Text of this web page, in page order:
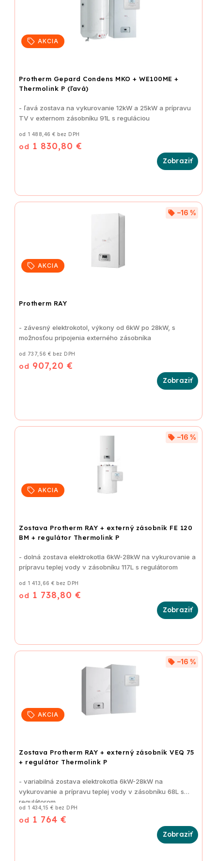
AKCIA
Protherm Gepard Condens MKO + WE100ME +
Thermolink P (ľavá)
od 1 488,46 € bez DPH
od 1 830,80 €
- ľavá zostava na vykurovanie 12kW a 25kW a prípravu
TV v externom zásobníku 91L s reguláciou
AKCIA
Protherm RAY
–16 %
od 737,56 € bez DPH
od 907,20 €
- závesný elektrokotol, výkony od 6kW po 28kW, s
možnosťou pripojenia externého zásobníka
AKCIA
Zostava Protherm RAY + externý zásobník FE 120
BM + regulátor Thermolink P
–16 %
od 1 413,66 € bez DPH
od 1 738,80 €
- dolná zostava elektrokotla 6kW-28kW na vykurovanie a
prípravu teplej vody v zásobníku 117L s regulátorom
AKCIA
Zostava Protherm RAY + externý zásobník VEQ 75
+ regulátor Thermolink P
–16 %
od 1 434,15 € bez DPH
od 1 764 €
- variabilná zostava elektrokotla 6kW-28kW na
vykurovanie a prípravu teplej vody v zásobníku 68L s
regulátorom